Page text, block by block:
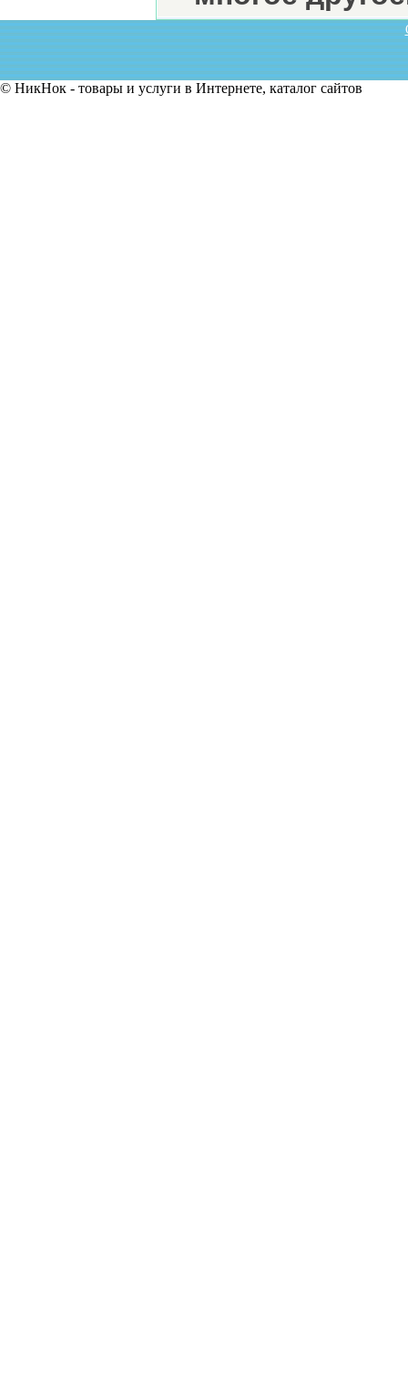
© НикНок - товары и услуги в Интернете, каталог сайтов